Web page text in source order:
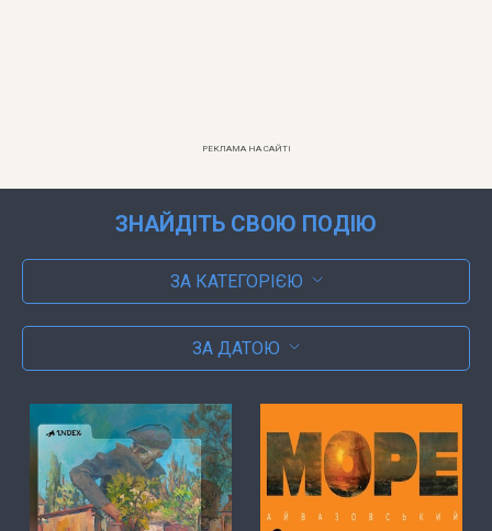
РЕКЛАМА НА САЙТІ
ЗНАЙДІТЬ СВОЮ ПОДІЮ
ЗА КАТЕГОРІЄЮ
ЗА ДАТОЮ